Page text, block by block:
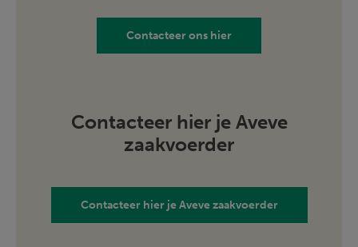
Contacteer ons hier
Contacteer hier je Aveve
zaakvoerder
Contacteer hier je Aveve zaakvoerder